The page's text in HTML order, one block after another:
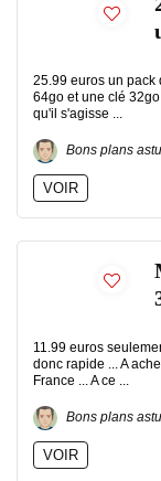
25.99 euros un pack
64go et une clé
qu'il s'agisse ...
Bons plans
VOIR
11.99 euros
donc rapide ... A
France ... A ce ...
Bons plans
VOIR